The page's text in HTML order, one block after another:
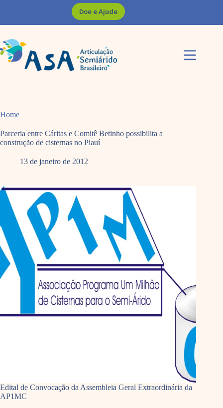
Doe e Ajude
Home
Parceria entre Cáritas e Comitê Betinho possibilita a
construção de cisternas no Piauí
13 de janeiro de 2012
Edital de Convocação da Assembleia Geral Extraordinária da
AP1MC